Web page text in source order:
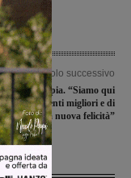
Articolo successivo
la terapia. “Siamo qui
di momenti migliori e di
una nuova felicità”